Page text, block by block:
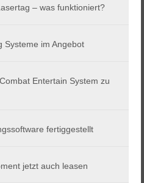
– was funktioniert?
Systeme im Angebot
Entertain System zu
fertiggestellt
jetzt auch leasen